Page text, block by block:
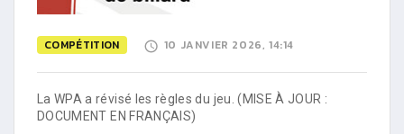
COMPÉTITION 10 JANVIER 2026, 14:14
La WPA a révisé les règles du jeu. (MISE À JOUR :
DOCUMENT EN FRANÇAIS)